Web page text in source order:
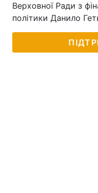
Верховної Ради з
політики Данило